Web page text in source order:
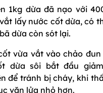
1kg dừa đã nạo với
lấy nước cốt dừa, có
dừa còn sót lại.
vừa vắt vào chảo đun
dừa sôi bắt đầu
để tránh bị cháy, khi
vặn lửa nhỏ hơn.